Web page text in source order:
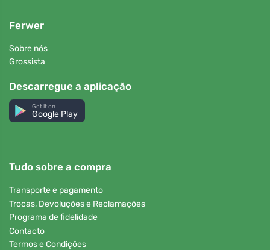
Ferwer
Sobre nós
Grossista
Descarregue a aplicação
Get it on
Google Play
Tudo sobre a compra
Transporte e pagamento
Trocas, Devoluções e Reclamações
Programa de fidelidade
Contacto
Termos e Condições